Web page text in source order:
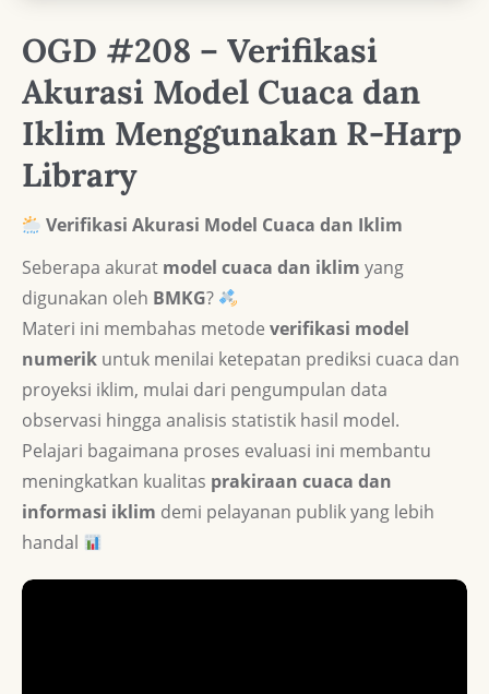
OGD #208 – Verifikasi
Akurasi Model Cuaca dan
Iklim Menggunakan R-Harp
Library
Verifikasi Akurasi Model Cuaca dan Iklim
Seberapa akurat model cuaca dan iklim yang
digunakan oleh BMKG?
Materi ini membahas metode verifikasi model
numerik untuk menilai ketepatan prediksi cuaca dan
proyeksi iklim, mulai dari pengumpulan data
observasi hingga analisis statistik hasil model.
Pelajari bagaimana proses evaluasi ini membantu
meningkatkan kualitas prakiraan cuaca dan
informasi iklim demi pelayanan publik yang lebih
handal